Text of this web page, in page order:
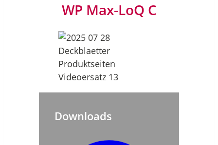
WP Max-LoQ C
Downloads